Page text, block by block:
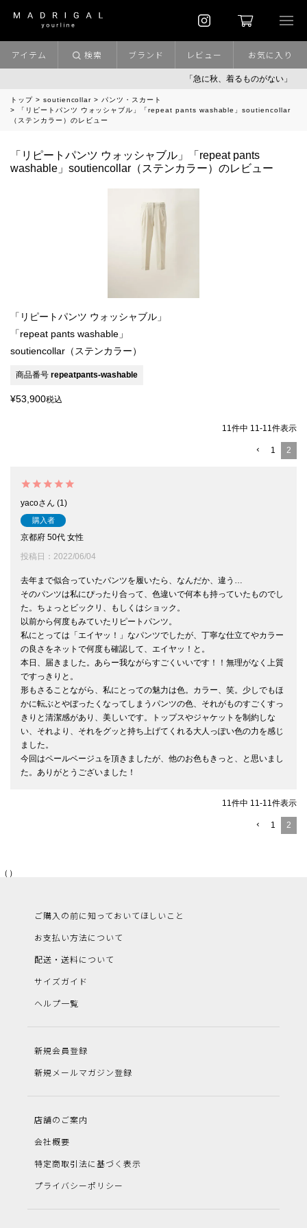
「急に秋、着るものがない」
アイテム 検索 ブランド レビュー お気に入り
トップ soutiencollar
パンツ・スカート
「リピートパンツ ウォッシャブル」「repeat pants washable」soutiencollar
（ステンカラー）のレビュー
「リピートパンツ ウォッシャブル」「repeat pants
washable」soutiencollar（ステンカラー）のレビュー
「リピートパンツ ウォッシャブル」
「repeat pants washable」
soutiencollar（ステンカラー）
商品番号 repeatpants-washable
¥53,900税込
11件中 11-11件表示
1 2
yaco 1
購入者
京都府 50代 女性
投稿日
2022/06/04
去年まで似合っていたパンツを履いたら、なんだか、違う…
そのパンツは私にぴったり合って、色違いで何本も持っていたものでし
た。ちょっとビックリ、もしくはショック。
以前から何度もみていたリピートパンツ。
私にとっては「エイヤッ！」なパンツでしたが、丁寧な仕立てやカラー
の良さをネットで何度も確認して、エイヤッ！と。
本日、届きました。あらー我ながらすごくいいです！！無理がなく上質
ですっきりと。
形もさることながら、私にとっての魅力は色。カラー、笑。少しでもほ
かに転ぶとやぼったくなってしまうパンツの色、それがものすごくすっ
きりと清潔感があり、美しいです。トップスやジャケットを制約しな
い、それより、それをグッと持ち上げてくれる大人っぽい色の力を感じ
ました。
今回はペールベージュを頂きましたが、他のお色もきっと、と思いまし
た。ありがとうございました！
11 件中 11 -11 件表示
1 2
（）
ご購入の前に知っておいてほしいこと
お支払い方法について
配送・送料について
サイズガイド
ヘルプ一覧
新規会員登録
新規メールマガジン登録
店舗のご案内
会社概要
特定商取引法に基づく表示
プライバシーポリシー